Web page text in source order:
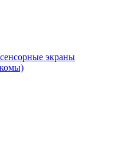
экраны